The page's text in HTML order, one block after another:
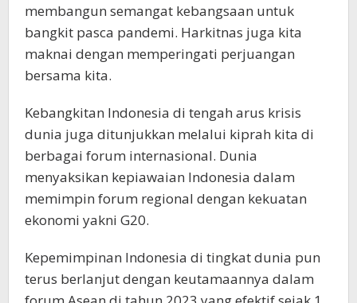
membangun semangat kebangsaan untuk
bangkit pasca pandemi. Harkitnas juga kita
maknai dengan memperingati perjuangan
bersama kita.
Kebangkitan Indonesia di tengah arus krisis
dunia juga ditunjukkan melalui kiprah kita di
berbagai forum internasional. Dunia
menyaksikan kepiawaian Indonesia dalam
memimpin forum regional dengan kekuatan
ekonomi yakni G20.
Kepemimpinan Indonesia di tingkat dunia pun
terus berlanjut dengan keutamaannya dalam